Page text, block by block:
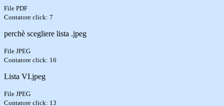
File PDF
Contatore click: 7
perchè scegliere lista .jpeg
File JPEG
Contatore click: 16
Lista VI.jpeg
File JPEG
Contatore click: 13